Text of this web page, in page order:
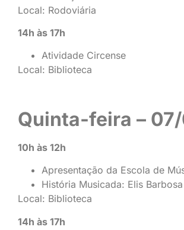
Local: Rodoviária
14h às 17h
Atividade Circense
Local: Biblioteca
Quinta-feira –
10h às 12h
Apresentação da Escola de
História Musicada: Elis Barbosa
Local: Biblioteca
14h às 17h